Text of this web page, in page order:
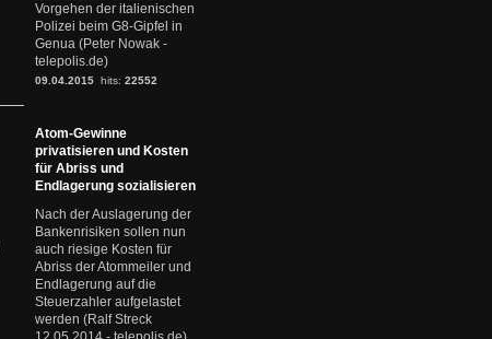
Vorgehen der italienischen
Polizei beim G8-Gipfel in
Genua (Peter Nowak -
telepolis.de)
09.04.2015 hits: 22552
Atom-Gewinne
privatisieren und Kosten
für Abriss und
Endlagerung sozialisieren
Nach der Auslagerung der
Bankenrisiken sollen nun
auch riesige Kosten für
Abriss der Atommeiler und
Endlagerung auf die
Steuerzahler aufgelastet
werden (Ralf Streck